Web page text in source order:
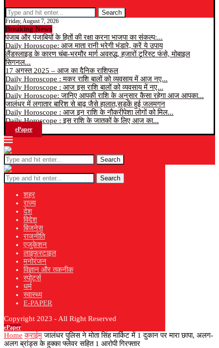
Search
Friday, August 7, 2026
Breaking News
पंजाब और पंजाबियों के हितों की रक्षा करना भाजपा का संकल्प:...
Daily Horoscope: आज माता रानी भरेगी भंडारे, करें ये उपाय
लैंडस्लाइड के कारण चंबा-भरमौर मार्ग अवरुद्ध, हजारों टूरिस्ट फंसे, मोबाइल
सिगनल...
17 अगस्त 2025 – आज का दैनिक राशिफल
Daily Horoscope : मकर राशि बालों को व्यवसाय में आज नए...
Daily Horoscope : आज इस राशि बालों को व्यवसाय में नए...
Daily Horoscope: जानिए आपकी राशि के अनुसार कैसा रहेगा आज आपका...
जालंधर में लगातार बारिश से बाढ़ जैसे हालात,सड़कें हुई जलमगन
Daily Horoscope : आज इन राशि के नौकरीपेशा लोगों को मिल...
Daily Horoscope : इस राशि के जातकों के लिए आज का...
ePaper
Search
Search
शहर
राज्य
देश
विदेश
बिजनेस
राजनीति
एजुकेशन
लाइफस्टाइल
मनोरंजन
विज्ञान और तकनीक
स्पोर्ट्स
धर्म
स्वास्थ्य
E-PAPER
Copyright 2023 - All Right Reserved
ePaper
Home क्राईम जालंधर पुलिस ने मोता सिंह मार्किट में 1 दुकान पर मारा छापा, अलग-
अलग ब्रांड्स के हुक्का फ्लेवर सहित 1 आरोपी गिरफ्तार